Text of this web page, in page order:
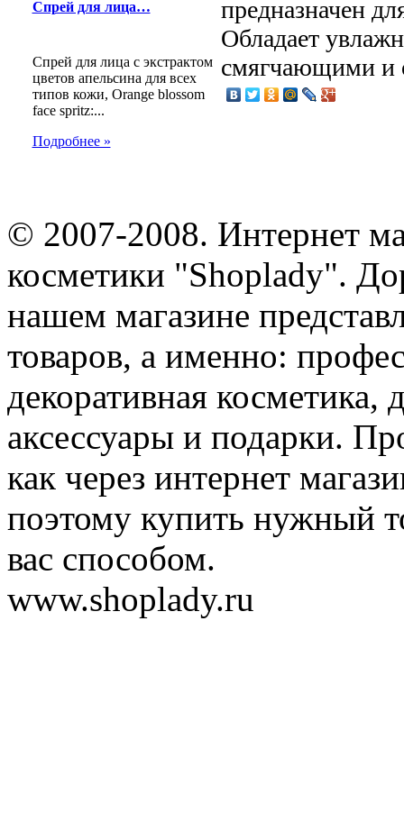
Спрей для лица…
Спрей для лица с экстрактом
цветов апельсина для всех
типов кожи, Orange blossom
face spritz:...
Подробнее »
предназначен
Обладает
смягчающими и
© 2007-2008. Интернет
косметики "Shoplady".
нашем магазине
товаров, а именно:
декоративная косметика,
аксессуары и подарки.
как через интернет
поэтому купить нужный
вас способом.
www.shoplady.ru